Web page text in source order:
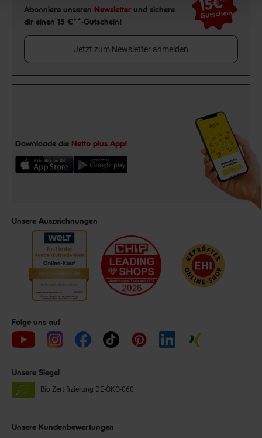
Newsletter Anmeldung
Abonniere unseren Newsletter und sichere
dir einen 15 €**-Gutschein!
Gutschein
Jetzt zum Newsletter anmelden
Downloade die Netto plus App!
Unsere Auszeichnungen
Folge uns auf
Unsere Siegel
Bio Zertifizierung DE-ÖKO-060
Unsere Kundenbewertungen